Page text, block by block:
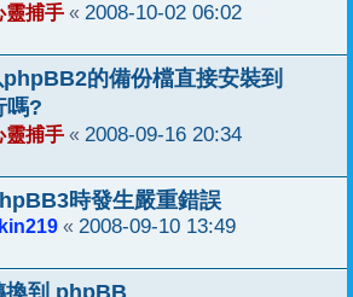
靈捕手 « 2008-10-02 06:02
的備份檔直接安裝到
嗎?
靈捕手 « 2008-09-16 20:34
時發生嚴重錯誤
« 2008-09-10 13:49